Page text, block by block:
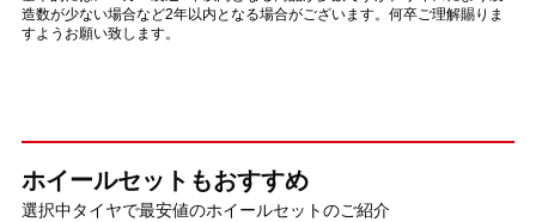
造数が少ない場合など2年以内となる場合がございます。何卒ご理解賜りま
すようお願い致します。
ホイールセットもおすすめ
選択中タイヤで最安値のホイールセットのご紹介